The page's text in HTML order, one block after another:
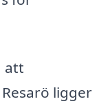
att
ligger